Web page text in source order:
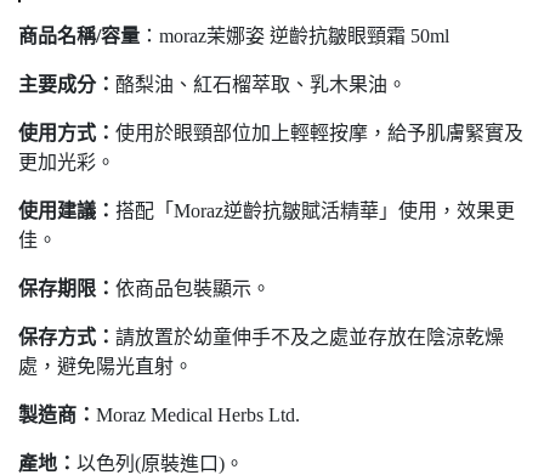
商品名稱/容量 ：moraz茉娜姿 逆齡抗皺眼頸霜 50ml
主要成分： 酪梨油、紅石榴萃取、乳木果油。
使用方式： 使用於眼頸部位加上輕輕按摩，給予肌膚緊實及
更加光彩。
使用建議： 搭配「Moraz逆齡抗皺賦活精華」使用，效果更
佳。
保存期限： 依商品包裝顯示。
保存方式： 請放置於幼童伸手不及之處並存放在陰涼乾燥
處，避免陽光直射。
製造商： Moraz Medical Herbs Ltd.
產地： 以色列(原裝進口)。